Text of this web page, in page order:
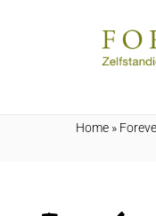
Home »